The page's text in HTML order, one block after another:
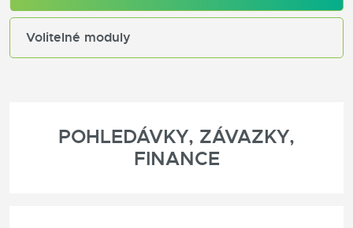
Volitelné moduly
POHLEDÁVKY, ZÁVAZKY,
FINANCE